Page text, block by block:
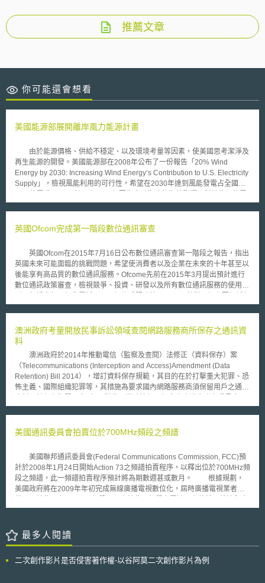
推薦文章
你可能還會想看
美國能源部展開離岸風力能源計畫
由於能源價格、供給不穩定、以及環境考量等因素，使美國思考潔淨及
再生能源的開發。美國能源部在2008年公布了一份報告「20% Wind
Energy by 2030: Increasing Wind Energy’s Contribution to U.S. Electricity
Supply」，檢視風能利用的可行性，希望在2030年達到風能發電占全國
求及價格降低，導致風能的發展減緩。而面臨一些新興的市場，例如拉丁美
幾乎每年呈倍數成長，2010年所累積的風能更超越美國，美國再度投入相
年的離岸風力能源計畫。 此計畫的第一步將於今年投入二千萬於全美
四處離岸地區導入風力能源，這些風力能源計畫將能加速風力科技的重大發
展，並能協助美國能源的多樣性規劃、提升經濟發展。離岸風力是美國相當
具有潛力的能源，估計可以提供超過4000GW的能量，可以緩和美國的能源
危機及經濟和環境的挑戰，而且能夠提供大部分人民居住的沿海城市的能源
機構、海洋裝置專家等領域組成世界級的團隊。其目的是為了促進美國離岸
助瞭解導入離岸渦輪機、連接渦輪機與電網的主要挑戰。投入這個新興的產
業，政府的補助可協助降低成本並加速美國沿海風力能源科技的發展，而且
在實際的沿海環境測試能提供有價值的資訊。 在積極發展風能的同
時，美國參議院於2012年3月，否決了風能業者延長租稅優惠的提案，此租
稅優惠方案將於年底屆至。此優惠是針對風能發電製造成本的補貼，相關業
者紛紛表示，終止此補貼將會影響美國風能的發展，因此他們將會繼續爭
取。
英國Ofcom完成第一階段數位通訊審查
英國Ofcom在2015年7月16日公布數位通訊審查第一階段之報告，指出
英國未來可能面臨的挑戰問題，希望使消費者以及企業在未來的十年甚至以
後能享有高品質的數位通訊服務。Ofcome先前在2015年3月提出預計進行
數位通訊政策審查，檢視競爭、投資、研發以及所有數位通訊服務的使用情
分提出建議： 1.市場的投資與研發，有助於服務普及。 Ofcom預估10Mbit/s
務。然而，目前英國僅有8%家戶可以取得此等速度服務。因此，Ofcom檢
視法規如何使未來超高速寬頻的商業應用發展更完備。同時，Ofcom預估將
來4G行動寬頻將達98%，但未來消費者與企業的期望也將隨之增高，因此
仍有待於再加強網路投資。 2.競爭，藉此能提供有品質的服務和良好的價
格。 在此次的檢討中，Ofcom將檢視以下議題: (1) 保留目前運作模式:電信
網絡部門Openreach有別於BT，在功能上不同，利用一般性市場審查來說
明任何與競爭相關之問題。 (2) 將目前的運作模式延伸: 透過對於BT的新規
BT出現問題時，以處罰方式進行。 (3) 將Openreach從BT中劃分，藉此可
消費者以及業者有選擇的權利，尤其是可以自由選擇或轉換這些服務提供業
有充分的資訊可以參考。同時要思考消費者在轉換服務業者時，其是否具有
障礙。 4.持續追蹤法規議題，為使市場能構良好運作，應該去管制。 例如
OTT網路通訊服務，對於行動業者而言將需要較少的管制，或是是否將現有
的規範直接延伸規定。 未來，在此項檢討之後，ofcom將再進行第二階
段的檢視，預計於2015年10月8日進行回應討論，以促使整體英國具有良好
的通訊服務環境。
澳洲政府考量開放民事訴訟領域查閱網路服務商所保存之通訊資
料
澳洲政府於2014年推動電信（監察及查閱）法修正（資料保存）案
（Telecommunications (Interception and Access)Amendment (Data
Retention) Bill 2014），增訂資料保存規範，其目的在於打擊重大犯罪、恐
怖主義、國際組織犯罪等，其措施為要求國內網路服務商須保留用戶之通訊
（下稱委員會）於評估該修正案時，卻發現一項爭議問題，即民事訴訟當事
與民事訴訟制度意義相悖，故委員會提出應排除民事訴訟領域得以查閱通訊
度，進而重新修訂2014年電信（監察及查閱）法修正（資料保存）案，且
併同修正刪除1997年電信法令第280條，有關得以民事訴訟傳票或命令，向
網路服務商查閱其所保存之通訊資料；至於網路服務商之通訊資料保存義務
方面，仍須依1979年電信（監察及查閱）法為之。前述修正於2017年4月
13日生效。 然而，澳洲政府方面時至今日卻有態度轉變之趨勢，起因
情形予以開放查閱；因此，主管機關提出三項問題向社會大眾徵求意見：
1、民事訴訟當事人在何種情形下可查閱通訊資料；2、倘若民事訴訟當事人
不得查閱通訊資料者，對於民事訴訟會產生何種影響；3、是否有特定之民
美國通訊委員會拍賣位於700MHz頻段之頻譜
美國聯邦通訊委員會(Federal Communications Commission, FCC)預
計於2008年1月24日開始Action 73之頻譜拍賣程序，以釋出位於700MHz頻
段之頻譜，此一頻譜拍賣程序預計將為期數週甚或數月。 根據規劃，
美國政府將在2009年年初完成無線廣播電視數位化，屆時廣播電視業者將
透力強之特質，此次之頻譜拍賣活動廣受各方業者矚目，符合競標資格之業
AT&T、Verizon Wireless、Google、EchoStar Communications及
Cablevision Systems等。據估計，此一頻譜拍賣所得之競標價格可能將會
與用途均有所不同。其中D頻段必須與公共安全機構共用，未來得標者必須
最多人閱讀
二次創作影片是否侵害著作權-以谷阿莫二次創作影片為例